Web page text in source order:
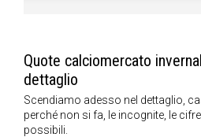
Quote calciomercato
dettaglio
Scendiamo adesso nel dettaglio,
perché non si fa, le incognite, le
possibili.